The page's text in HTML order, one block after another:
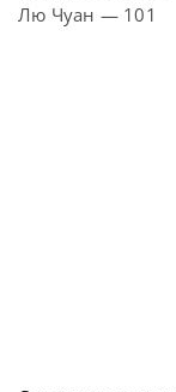
Лю Чуан — 101